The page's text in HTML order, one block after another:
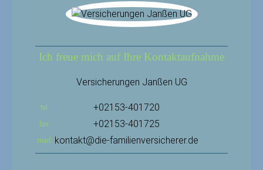
Ich freue mich auf Ihre Kontaktaufnahme
Versicherungen Janßen UG
tel +02153-401720
fax +02153-401725
mail kontakt@die-familienversicherer.de